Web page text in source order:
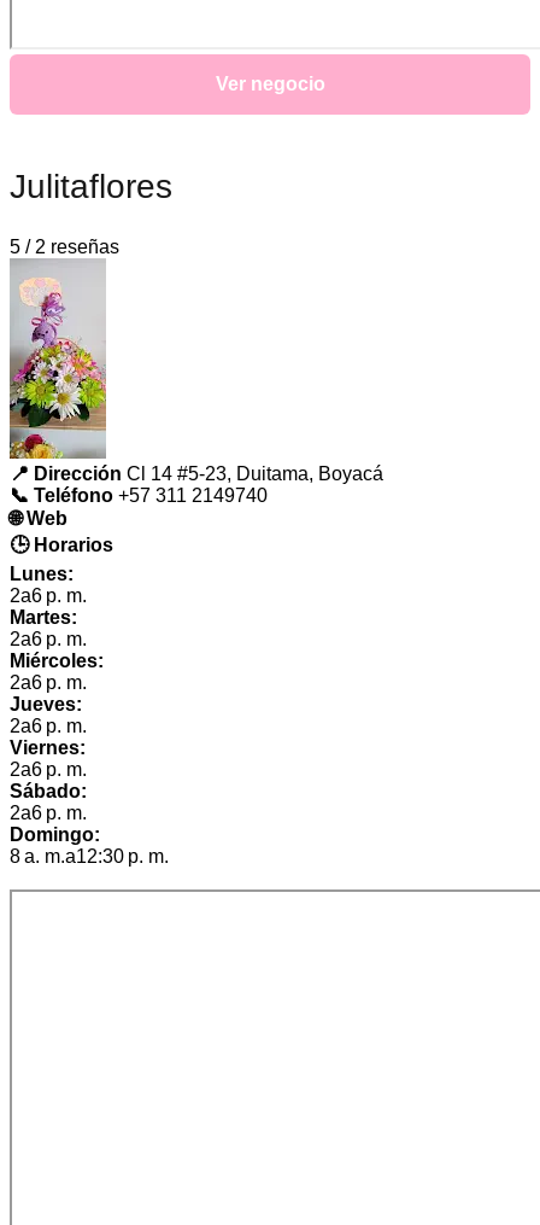
Ver negocio
Julitaflores
5 / 2 reseñas
📍 Dirección Cl 14 #5-23, Duitama, Boyacá
📞 Teléfono +57 311 2149740
🌐 Web
🕒 Horarios
Lunes:
2a6 p. m.
Martes:
2a6 p. m.
Miércoles:
2a6 p. m.
Jueves:
2a6 p. m.
Viernes:
2a6 p. m.
Sábado:
2a6 p. m.
Domingo:
8 a. m.a12:30 p. m.